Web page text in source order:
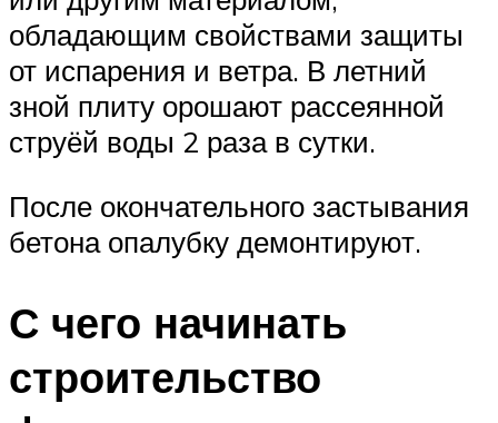
обладающим свойствами защиты
от испарения и ветра. В летний
зной плиту орошают рассеянной
струёй воды 2 раза в сутки.
После окончательного застывания
бетона опалубку демонтируют.
С чего начинать
строительство